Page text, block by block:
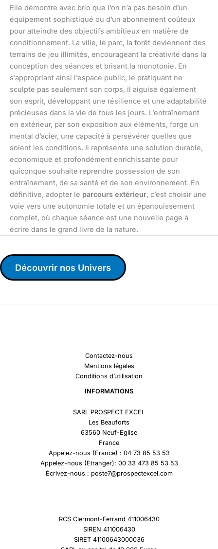
Elle démontre avec brio que l’on n’a pas besoin d’un
équipement sophistiqué ou d’un abonnement coûteux
pour atteindre des objectifs ambitieux en matière de
conditionnement. La ville, le parc, la forêt deviennent des
terrains de jeu illimités, encourageant la créativité dans la
conception des séances et brisant la monotonie. En
s’appropriant ainsi l’espace public, le pratiquant ne
sculpte pas seulement son corps, il aiguise également
son esprit, développant une résilience et une adaptabilité
précieuses dans la vie de tous les jours. L’entraînement
en extérieur, par son exposition aux éléments, forge un
mental d’acier, une capacité à persévérer quelles que
soient les conditions. Il représente une solution durable,
économique et profondément enrichissante pour
quiconque souhaite reprendre possession de son
entraînement, de sa santé et de son environnement. En
définitive, adopter le parcours extérieur, c’est choisir une
voie vers une autonomie totale et un épanouissement
complet, où chaque séance est une nouvelle page à
écrire dans le grand livre de la nature.
Découvrir nos Univers
Contactez-nous
Mentions légales
Conditions d’utilisation
INFORMATIONS
SARL PROSPECT EXCEL
Les Beauforts
63560 Neuf-Eglise
France
Appelez-nous (France) : 04 73 85 53 53
Appelez-nous (Etranger): 00 33 473 85 53 53
Écrivez-nous : poste7@prospectexcel.com
RCS Clermont-Ferrand 411006430
SIREN 411006430
SIRET 41100643000036